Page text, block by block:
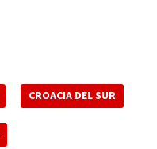
CROACIA DEL SUR